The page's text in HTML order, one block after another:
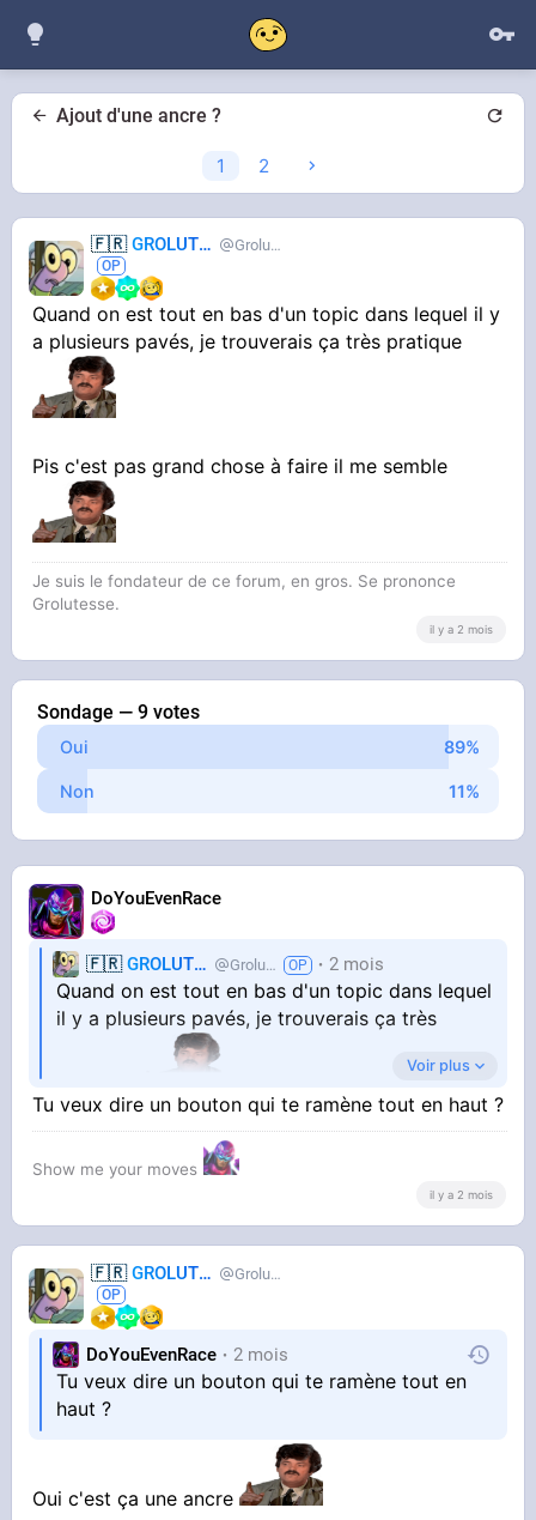
Ajout d'une ancre ?
1 2
🇫🇷GROLUTES Grolutes
Quand on est tout en bas d'un topic dans lequel il y
a plusieurs pavés, je trouverais ça très pratique
Pis c'est pas grand chose à faire il me semble
Je suis le fondateur de ce forum, en gros. Se prononce
Grolutesse.
il y a 2 mois
Sondage — 9 votes
Oui
Non
DoYouEvenRace
🇫🇷GROLUTES Grolutes 2 mois
Quand on est tout en bas d'un topic dans lequel
il y a plusieurs pavés, je trouverais ça très
Pis c'est pas grand chose à faire il me semble
Voir plus
Tu veux dire un bouton qui te ramène tout en haut ?
Show me your moves
il y a 2 mois
🇫🇷GROLUTES Grolutes
DoYouEvenRace 2 mois
Tu veux dire un bouton qui te ramène tout en
haut ?
Oui c'est ça une ancre